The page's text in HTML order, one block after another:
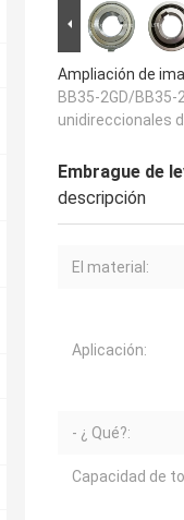
Ampliación de
BB35-2GD/BB35-
unidireccionales
Embrague de
descripción
El material:
Aplicación:
- ¿ Qué?:
Capacidad de